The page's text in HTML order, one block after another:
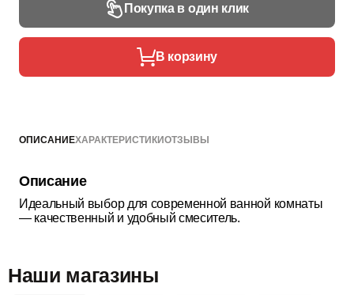
Покупка в один клик
В корзину
ОПИСАНИЕХАРАКТЕРИСТИКИОТЗЫВЫ
Описание
Идеальный выбор для современной ванной комнаты
— качественный и удобный смеситель.
Наши магазины